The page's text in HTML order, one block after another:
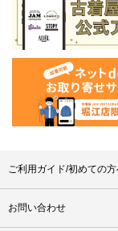
ご利用ガイド/初めての
お問い合わせ